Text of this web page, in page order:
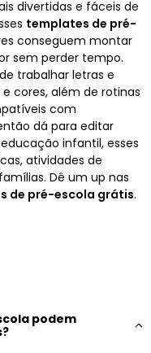
divertidas e fáceis de
templates de pré-
conseguem montar
sem perder tempo.
trabalhar letras e
cores, além de rotinas
com
dá para editar
infantil, esses
atividades de
Dê um up nas
de pré-escola grátis.
podem